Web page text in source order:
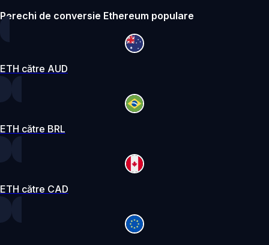
Perechi de conversie Ethereum populare
ETH către AUD
ETH către BRL
ETH către CAD